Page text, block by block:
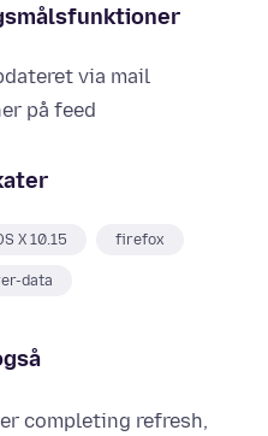
via mail
på feed
X 10.15 firefox
data
completing refresh,